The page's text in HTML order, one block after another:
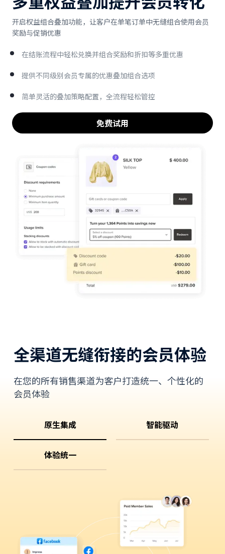
开启权益组合叠加功能，让客户在单笔订单中无缝组合使用会员
奖励与促销优惠
在结账流程中轻松兑换并组合奖励和折扣等多重优惠
提供不同级别会员专属的优惠叠加组合选项
简单灵活的叠加策略配置，全流程轻松管控
免费试用
全渠道无缝衔接的会员体验
在您的所有销售渠道为客户打造统一、个性化的
会员体验
原生集成 智能驱动
体验统一